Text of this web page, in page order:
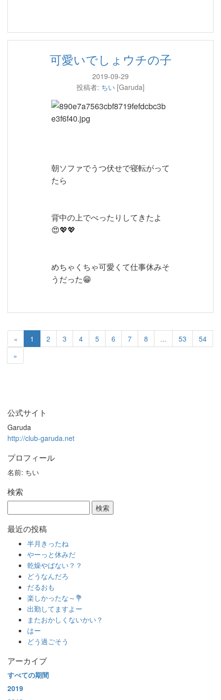
可愛いでしょウチの子
2019-09-29
投稿者: ちい [Garuda]
朝ソファでうつ伏せで寝転がって
たら
背中の上でべったりしてきたよ
😍💖💖
めちゃくちゃ可愛くて仕事休みそ
うだった😁
« 1 2 3 4 5 6 7 8 ... 53
54
»
公式サイト
Garuda
http://club-garuda.net
プロフィール
名前: ちい
検索
最近の投稿
半月きったね
やーっと休みだ
乾燥やばない？？
どうなんだろ
だるおも
楽しかったな～💐
出勤してますよー
またおかしくないかい？
はー
どう過ごそう
アーカイブ
すべての期間
2019